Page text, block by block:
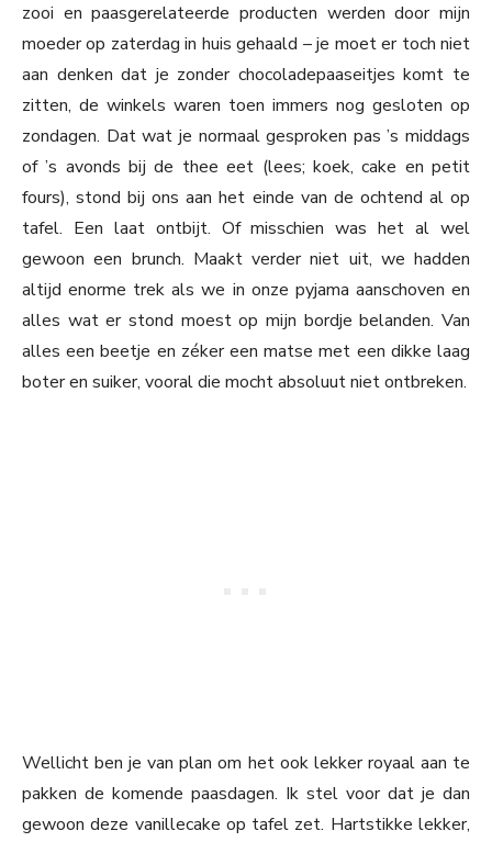
zooi en paasgerelateerde producten werden door mijn
moeder op zaterdag in huis gehaald – je moet er toch niet
aan denken dat je zonder chocoladepaaseitjes komt te
zitten, de winkels waren toen immers nog gesloten op
zondagen. Dat wat je normaal gesproken pas ’s middags
of ’s avonds bij de thee eet (lees; koek, cake en petit
fours), stond bij ons aan het einde van de ochtend al op
tafel. Een laat ontbijt. Of misschien was het al wel
gewoon een brunch. Maakt verder niet uit, we hadden
altijd enorme trek als we in onze pyjama aanschoven en
alles wat er stond moest op mijn bordje belanden. Van
alles een beetje en zéker een matse met een dikke laag
boter en suiker, vooral die mocht absoluut niet ontbreken.
Wellicht ben je van plan om het ook lekker royaal aan te
pakken de komende paasdagen. Ik stel voor dat je dan
gewoon deze vanillecake op tafel zet. Hartstikke lekker,